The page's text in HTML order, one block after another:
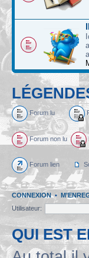
Forum lu
Forum non lu
Forum lien
CONNEXION•
Utilisateur:
QUI EST